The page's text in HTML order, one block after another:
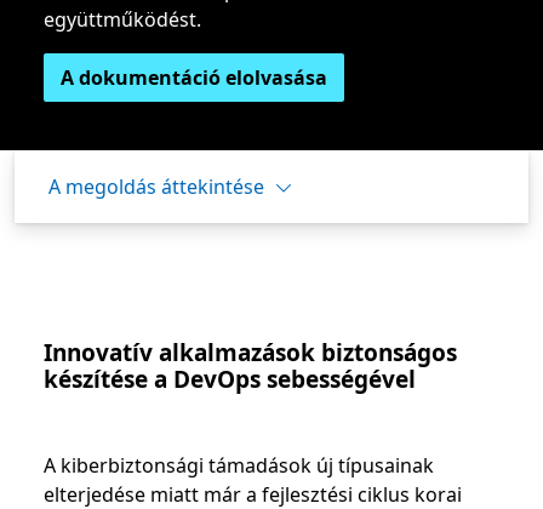
együttműködést.
A dokumentáció elolvasása
A megoldás áttekintése
Innovatív alkalmazások biztonságos
készítése a DevOps sebességével
A kiberbiztonsági támadások új típusainak
elterjedése miatt már a fejlesztési ciklus korai